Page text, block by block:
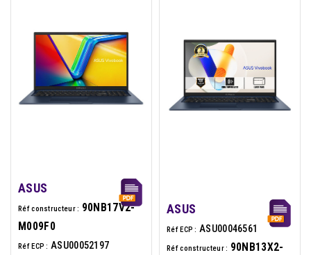
ASUS
Réf constructeur : 90NB17V2-
M009F0
Réf ECP : ASU00052197
ASUS
Réf ECP : ASU00046561
Réf constructeur : 90NB13X2-